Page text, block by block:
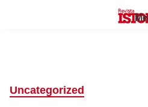
Uncategorized